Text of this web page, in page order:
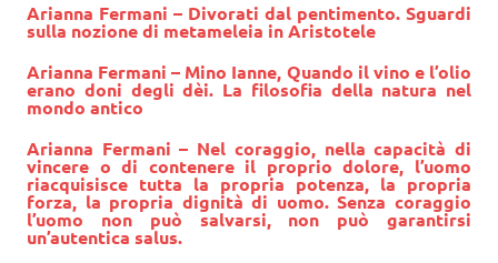
Arianna Fermani – Divorati dal pentimento. Sguardi
sulla nozione di metameleia in Aristotele
Arianna Fermani – Mino Ianne, Quando il vino e l’olio
erano doni degli dèi. La filosofia della natura nel
mondo antico
Arianna Fermani – Nel coraggio, nella capacità di
vincere o di contenere il proprio dolore, l’uomo
riacquisisce tutta la propria potenza, la propria
forza, la propria dignità di uomo. Senza coraggio
l’uomo non può salvarsi, non può garantirsi
un’autentica salus.